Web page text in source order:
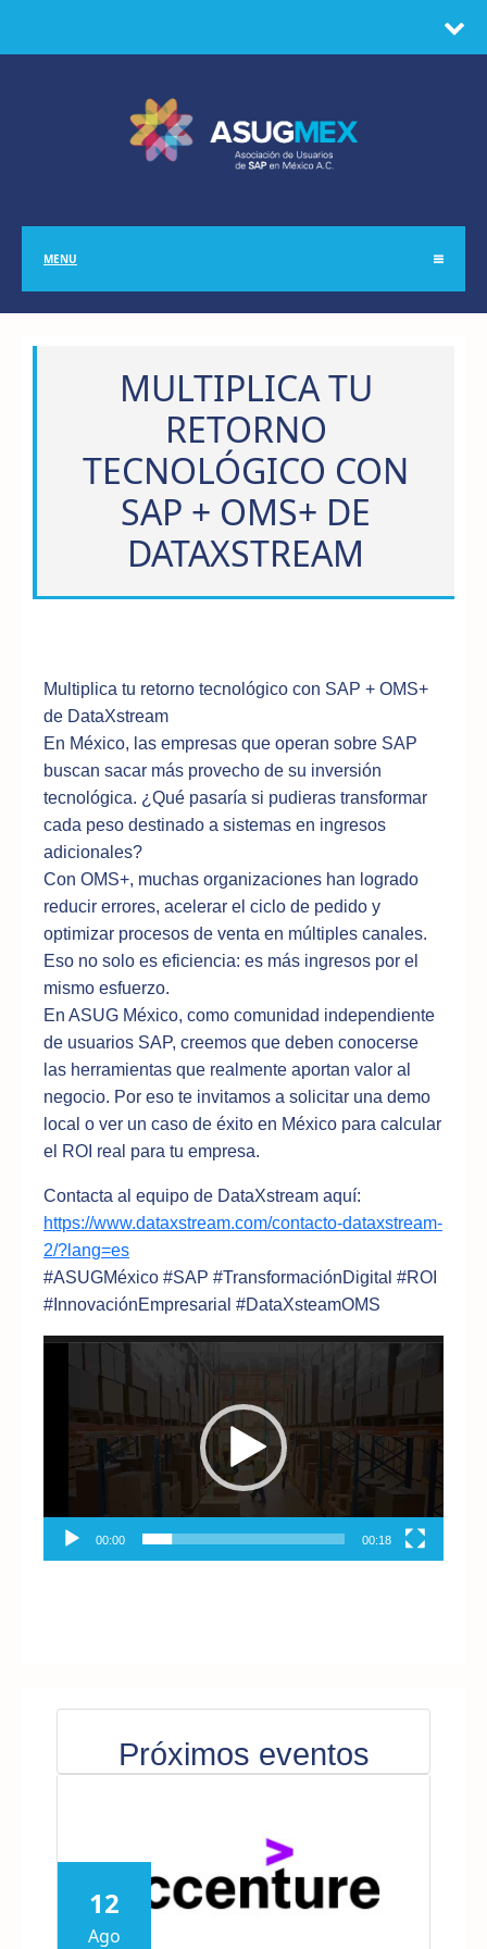
MENU
MULTIPLICA TU
RETORNO
TECNOLÓGICO CON
SAP + OMS+ DE
DATAXSTREAM
Multiplica tu retorno tecnológico con SAP + OMS+
de DataXstream
En México, las empresas que operan sobre SAP
buscan sacar más provecho de su inversión
tecnológica. ¿Qué pasaría si pudieras transformar
cada peso destinado a sistemas en ingresos
adicionales?
Con OMS+, muchas organizaciones han logrado
reducir errores, acelerar el ciclo de pedido y
optimizar procesos de venta en múltiples canales.
Eso no solo es eficiencia: es más ingresos por el
mismo esfuerzo.
En ASUG México, como comunidad independiente
de usuarios SAP, creemos que deben conocerse
las herramientas que realmente aportan valor al
negocio. Por eso te invitamos a solicitar una demo
local o ver un caso de éxito en México para calcular
el ROI real para tu empresa.
Contacta al equipo de DataXstream aquí:
https://www.dataxstream.com/contacto-dataxstream-
2/?lang=es
#ASUGMéxico #SAP #TransformaciónDigital #ROI
#InnovaciónEmpresarial #DataXsteamOMS
Reproductor
00:00 00:18
Próximos eventos
12
Ago